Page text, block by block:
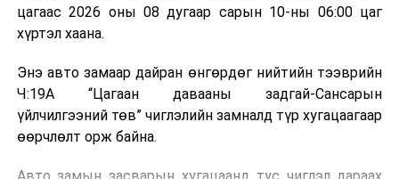
Япон, Герман, Швейцар, Нидерланд, Өмнөд Солонгос
зэрэг улс лаг хатаах, шатаах технологийг ашиглаж
байна. Тухайлбал, Германд лаг шатаах үйлдвэрээс
гарсан үнснээс фосфор сэргээн авах технологи
ашигладаг бол Нидерландад төвлөрсөн лаг
боловсруулах үйлдвэрүүдээр дулаан, цахилгаан
цагаас 2026 оны 08 дугаар сарын 10-ны 06:00 цаг
хүртэл хаана.
Энэ авто замаар дайран өнгөрдөг нийтийн тээврийн
Ч:19А “Цагаан давааны задгай-Сансарын
үйлчилгээний төв” чиглэлийн замналд түр хугацаагаар
өөрчлөлт орж байна.